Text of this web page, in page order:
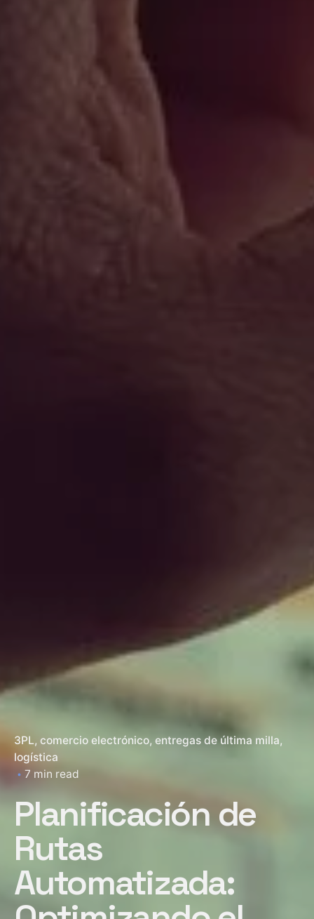
3PL comercio electrónico entregas de última milla
logística
7 min read
Planificación de
Rutas
Automatizada: